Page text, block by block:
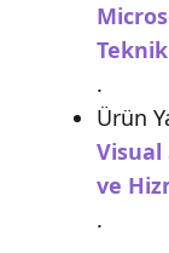
.
Ürün
Visual
ve
.